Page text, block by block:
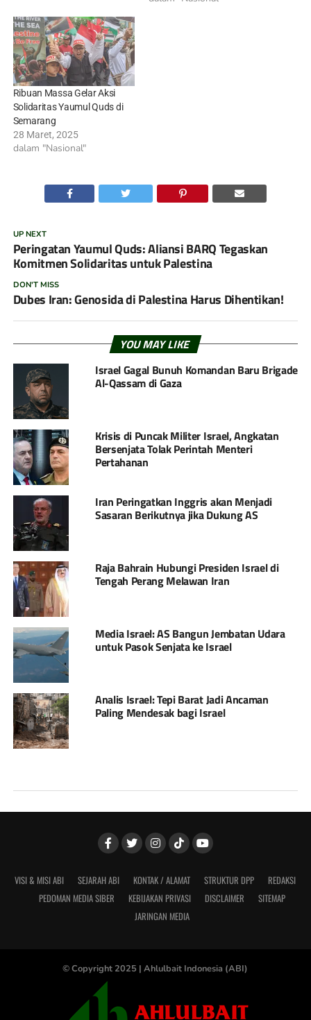
Ribuan Massa Gelar Aksi
Solidaritas Yaumul Quds di
Semarang
28 Maret, 2025
dalam "Nasional"
UP NEXT
Peringatan Yaumul Quds: Aliansi BARQ Tegaskan
Komitmen Solidaritas untuk Palestina
DON'T MISS
Dubes Iran: Genosida di Palestina Harus Dihentikan!
YOU MAY LIKE
Israel Gagal Bunuh Komandan Baru Brigade
Al-Qassam di Gaza
Krisis di Puncak Militer Israel, Angkatan
Bersenjata Tolak Perintah Menteri
Pertahanan
Iran Peringatkan Inggris akan Menjadi
Sasaran Berikutnya jika Dukung AS
Raja Bahrain Hubungi Presiden Israel di
Tengah Perang Melawan Iran
Media Israel: AS Bangun Jembatan Udara
untuk Pasok Senjata ke Israel
Analis Israel: Tepi Barat Jadi Ancaman
Paling Mendesak bagi Israel
VISI & MISI ABI SEJARAH ABI KONTAK / ALAMAT STRUKTUR DPP
REDAKSI
PEDOMAN MEDIA SIBER
KEBIJAKAN PRIVASI DISCLAIMER
SITEMAP
JARINGAN MEDIA
© Copyright 2025 | Ahlulbait Indonesia (ABI)